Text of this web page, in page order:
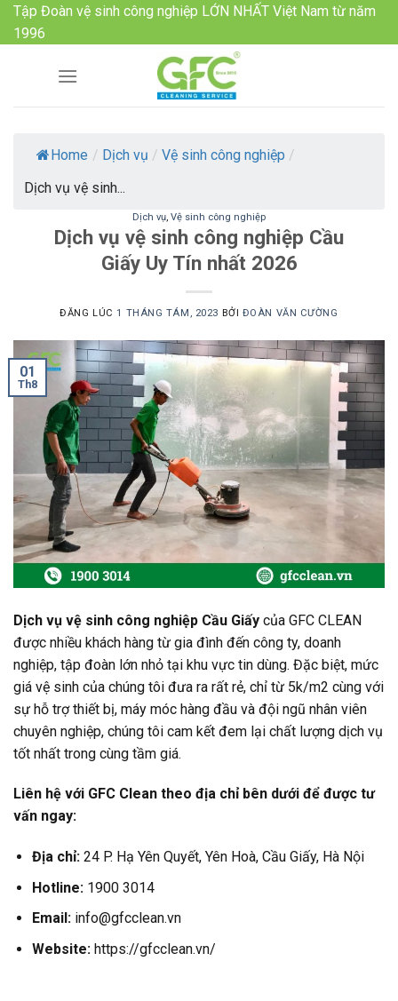
SkipTập Đoàn vệ sinh công nghiệp LỚN NHẤT Việt Nam từ năm
1996
Home / Dịch vụ / Vệ sinh công nghiệp /
Dịch vụ vệ sinh...
Dịch vụ, Vệ sinh công nghiệp
Dịch vụ vệ sinh công nghiệp Cầu
Giấy Uy Tín nhất 2026
ĐĂNG LÚC1 THÁNG TÁM, 2023 BỞI ĐOÀN VĂN CƯỜNG
01
Th8
Dịch vụ vệ sinh công nghiệp Cầu Giấy của GFC CLEAN
được nhiều khách hàng từ gia đình đến công ty, doanh
nghiệp, tập đoàn lớn nhỏ tại khu vực tin dùng. Đặc biệt, mức
giá vệ sinh của chúng tôi đưa ra rất rẻ, chỉ từ 5k/m2 cùng với
sự hỗ trợ thiết bị, máy móc hàng đầu và đội ngũ nhân viên
chuyên nghiệp, chúng tôi cam kết đem lại chất lượng dịch vụ
tốt nhất trong cùng tầm giá.
Liên hệ với GFC Clean theo địa chỉ bên dưới để được tư
vấn ngay:
Địa chỉ:24 P. Hạ Yên Quyết, Yên Hoà, Cầu Giấy, Hà Nội
Hotline:1900 3014
Email:info@gfcclean.vn
Website:https://gfcclean.vn/